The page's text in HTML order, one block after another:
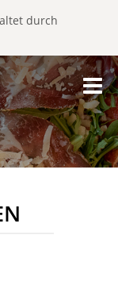
durch